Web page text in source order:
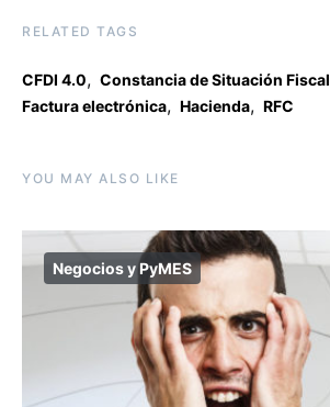
RELATED TAGS
CFDI 4.0, Constancia de Situación Fiscal
Factura electrónica, Hacienda, RFC
YOU MAY ALSO LIKE
Negocios y PyMES